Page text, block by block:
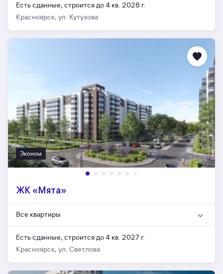
Есть сданные, строится до 4 кв. 2028 г.
Красноярск, ул. Кутузова
Эконом
ЖК «Мята»
Все квартиры
Есть сданные, строится до 4 кв. 2027 г.
Красноярск, ул. Светлова